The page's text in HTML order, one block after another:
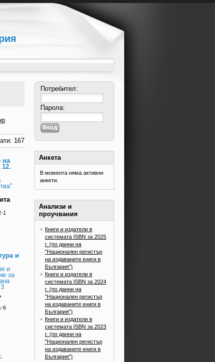
167
на
12.
1
и
и
за
6
Потребител:
Парола:
Анкета
В момента няма активни
анкети.
Анализи и
проучвания
Книги и издатели в
системата ISBN за 2025
г. (по данни на
"Национален регистър
на издаваните книги в
България")
Книги и издатели в
системата ISBN за 2024
г. (по данни на
"Национален регистър
на издаваните книги в
България")
Книги и издатели в
системата ISBN за 2023
г. (по данни на
"Национален регистър
на издаваните книги в
България")